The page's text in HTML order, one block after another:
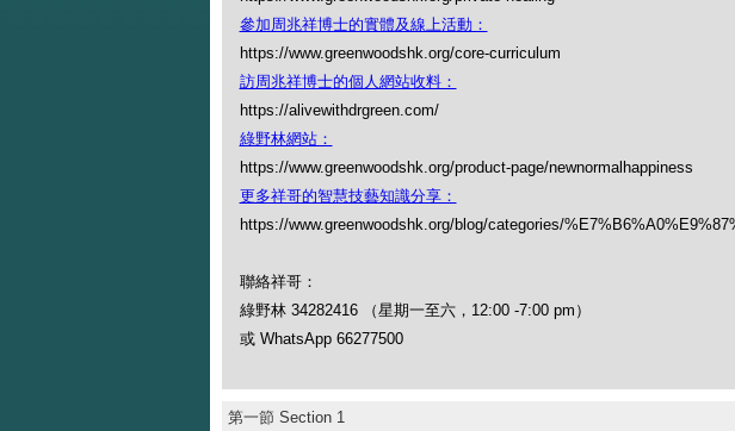
參加周兆祥博士的實體及線上活動：
https://www.greenwoodshk.org/core-curriculum
訪周兆祥博士的個人網站收料：
https://alivewithdrgreen.com/
綠野林網站：
https://www.greenwoodshk.org/product-page/newnormalhappiness
更多祥哥的智慧技藝知識分享：
https://www.greenwoodshk.org/blog/categories/
聯絡祥哥：
綠野林 34282416 （星期一至六，12:00 -7:00 pm）
或 WhatsApp 66277500
第一節 Section 1